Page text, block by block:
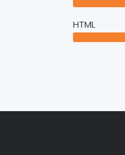
HTML